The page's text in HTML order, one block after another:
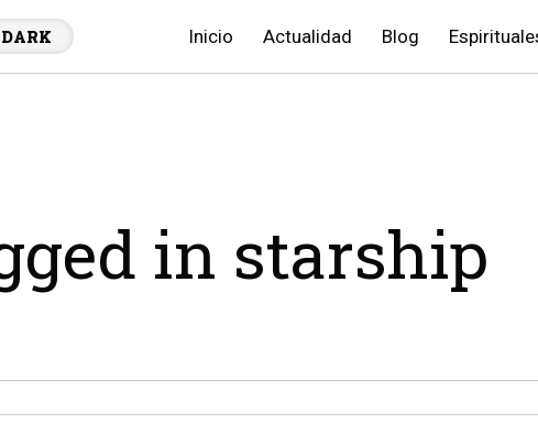
DARK Inicio Actualidad Blog
in starship